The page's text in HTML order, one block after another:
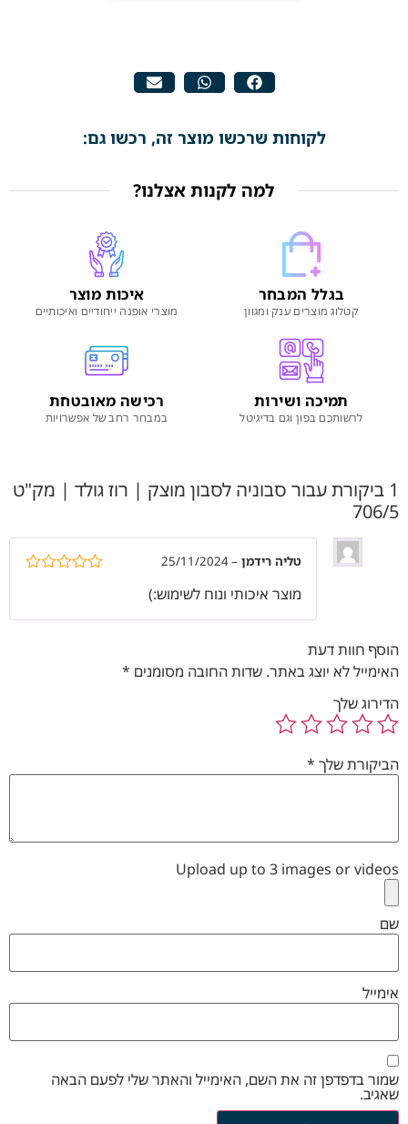
לקוחות שרכשו מוצר זה, רכשו גם:
למה לקנות אצלנו?
בגלל המבחר
קטלוג מוצרים ענק ומגוון
איכות מוצר
מוצרי אופנה ייחודיים ואיכותיים
תמיכה ושירות
לרשותכם בפון וגם בדיגיטל
רכישה מאובטחת
במבחר רחב של אפשרויות
1 ביקורת עבור
סבוניה לסבון מוצק | רוז גולד | מק"ט
706/5
טליה רידמן –
25/11/2024
מוצר איכותי ונוח לשימוש:)
הוסף חוות דעת
האימייל לא יוצג באתר. שדות החובה מסומנים *
הדירוג שלך
הביקורת שלך *
Upload up to 3 images or videos
שם
אימייל
שמור בדפדפן זה את השם, האימייל והאתר שלי לפעם הבאה
שאגיב.